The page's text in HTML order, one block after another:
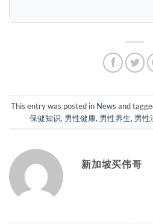
This entry was posted in News and
保健知识, 男性健康, 男性养生, 男性
新加坡买伟哥